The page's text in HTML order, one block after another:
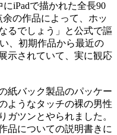
iPadで描かれた全長90
の作品によって、ホッ
るでしょう」と公式で謳
、初期作品から最近の
示されていて、実に観応
紙バック製品のパッケー
ようなタッチの裸の男性
ガツンとやられました。
品についての説明書きに